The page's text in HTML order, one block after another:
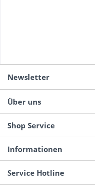
Newsletter
Über uns
Shop Service
Informationen
Service Hotline